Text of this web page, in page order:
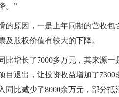
。”
的原因，一是上年同期的营收包
及股权价值有较大的下降。
比增长了7000多万元，其来源一
目退出，让投资收益增加了
同比减少了8000余万元，部分